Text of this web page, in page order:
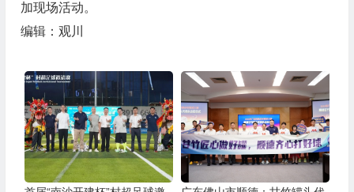
加现场活动。
编辑：观川